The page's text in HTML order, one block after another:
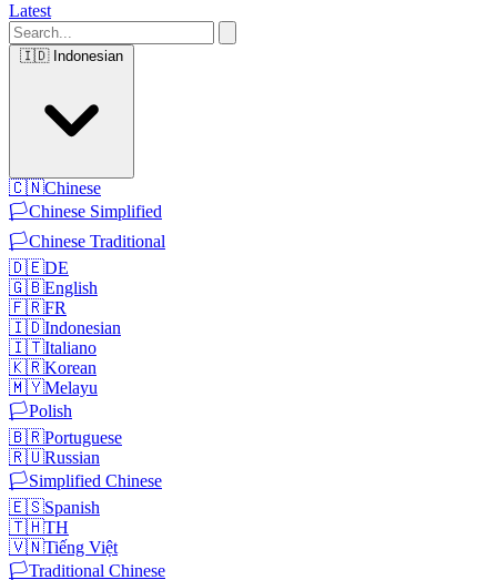
Latest
🇮🇩 Indonesian
🇨🇳Chinese
🏳️Chinese Simplified
🏳️Chinese Traditional
🇩🇪DE
🇬🇧English
🇫🇷FR
🇮🇩Indonesian
🇮🇹Italiano
🇰🇷Korean
🇲🇾Melayu
🏳️Polish
🇧🇷Portuguese
🇷🇺Russian
🏳️Simplified Chinese
🇪🇸Spanish
🇹🇭TH
🇻🇳Tiếng Việt
🏳️Traditional Chinese